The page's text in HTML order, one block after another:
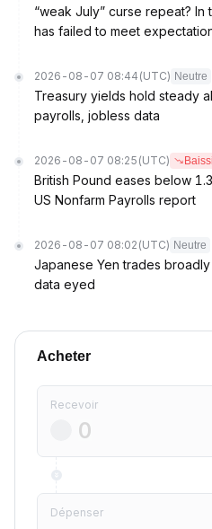
“weak July” curse repeat?
has failed to meet
2026-08-07 08:44 (UTC) Neutre
Treasury yields hold steady
payrolls, jobless data
2026-08-07 08:25 (UTC)
British Pound eases below
US Nonfarm Payrolls report
2026-08-07 08:02 (UTC) Neutre
Japanese Yen trades broadly
data eyed
Acheter
Recevoir
Dépenser